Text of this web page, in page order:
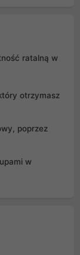
ratalną w
otrzymasz
poprzez
w